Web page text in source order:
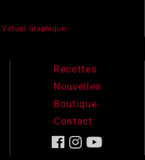
Virtuel Graphique
Recettes
Nouvelles
Boutique
Contact